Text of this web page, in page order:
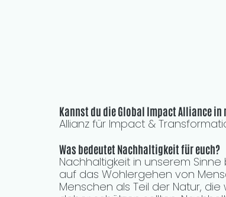
Kannst du die Global Impact Alliance
Allianz für Impact &
Was bedeutet Nachhaltigkeit für euch?
Nachhaltigkeit in unserem
auf das Wohlergehen von
Menschen als Teil der Natur,